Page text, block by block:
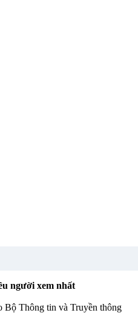
người xem nhất
Bộ Thông tin và Truyền thông